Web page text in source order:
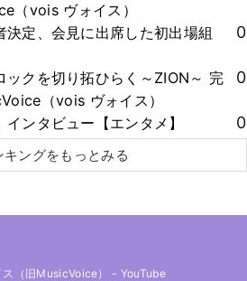
（vois ヴォイス）
決定、会見に出席した初出場組
0
ックを切り拓ひらく～ZION～ 完
（vois ヴォイス）
0
インタビュー【エンタメ】 0
キングをもっとみる
（旧MusicVoice） - YouTube